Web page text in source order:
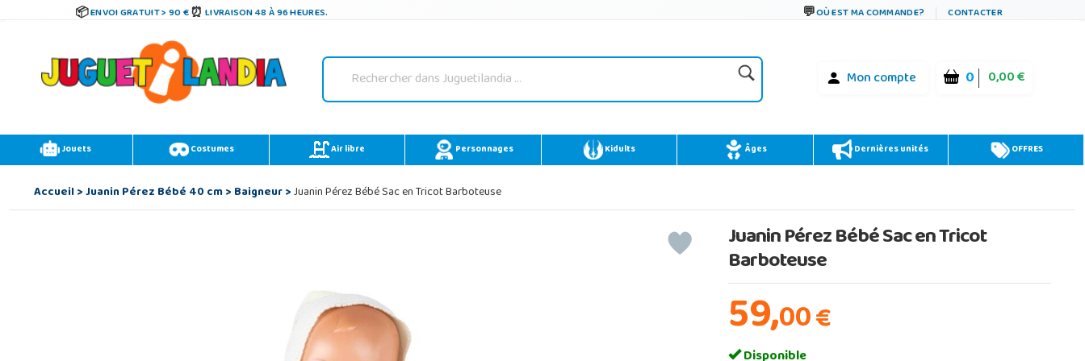
ENVOI GRATUIT > 90 € LIVRAISON 48 À 96 HEURES. OÙ EST MA COMMANDE? CONTACTER
Mon compte 0 0,00 €
Jouets Costumes Air libre Personnages Kidults Âges Dernières unités OFFRES
Accueil>Juanin Pérez Bébé 40 cm>Baigneur>Juanin Pérez Bébé Sac en Tricot Barboteuse
Juanin Pérez Bébé Sac en Tricot
Barboteuse
59,00€